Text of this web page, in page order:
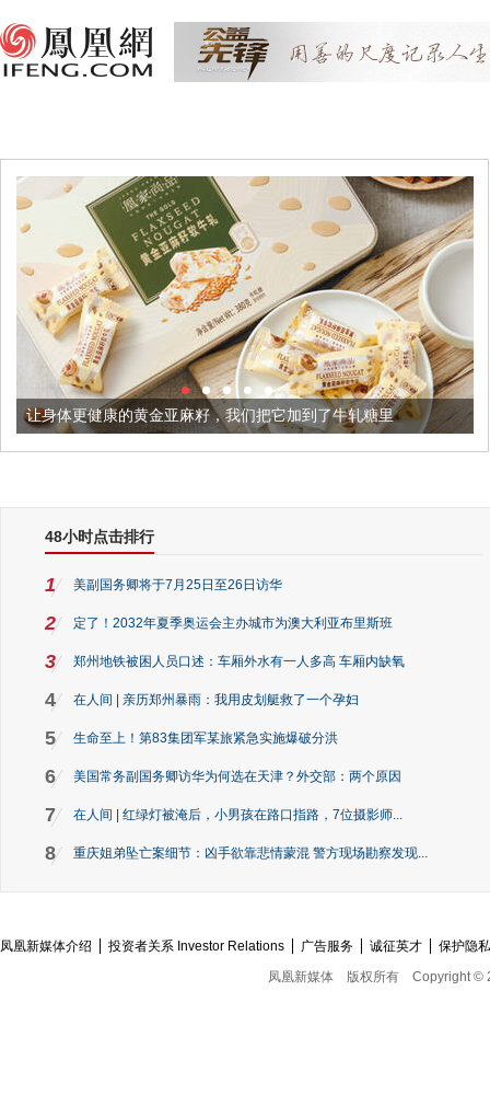
康的黄金亚麻籽，我们把它加到了牛轧糖里 被列入佛家七
48小时点击排行
1 美副国务卿将于7月25日至26日访华
2 定了！2032年夏季奥运会主办城市为澳大利亚布里斯班
3 郑州地铁被困人员口述：车厢外水有一人多高 车厢内缺氧
4 在人间 | 亲历郑州暴雨：我用皮划艇救了一个孕妇
5 生命至上！第83集团军某旅紧急实施爆破分洪
6 美国常务副国务卿访华为何选在天津？外交部：两个原因
7 在人间 | 红绿灯被淹后，小男孩在路口指路，7位摄影师...
8 重庆姐弟坠亡案细节：凶手欲靠悲情蒙混 警方现场勘察发现...
凤凰新媒体介绍 投资者关系 Investor Relations 广告服务 诚征英才
保护隐
凤凰新媒体
版权所有 Copyright ©